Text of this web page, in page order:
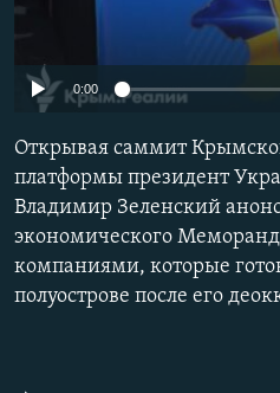
ПОБЕДИТЕЛЕЙ НЕ СУДЯТ?
КРЫМ.НЕПОКОРЕННЫЙ
ELIFBE
УКРАИНСКАЯ ПРОБЛЕМА КРЫМА
Все сайты RFE/RL
Auto
0:00
Открывая саммит
платформы президент
Владимир Зеленский
экономического
компаниями, которые
полуострове после его